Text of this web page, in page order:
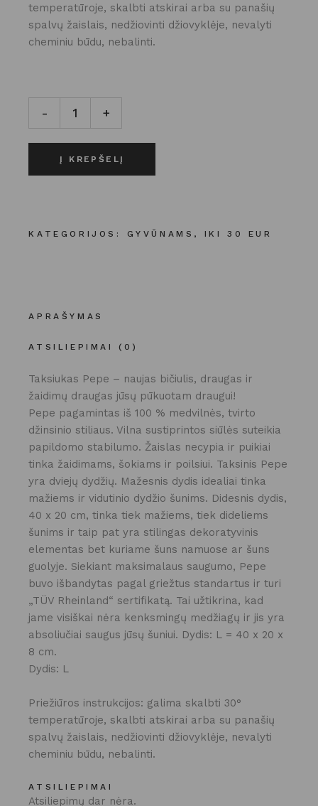
temperatūroje, skalbti atskirai arba su panašių
spalvų žaislais, nedžiovinti džiovyklėje, nevalyti
cheminiu būdu, nebalinti.
ŠUNIUKŲ ŽAISLAS - "TAKSIUKAS PEPE" kiekis
- +
Į KREPŠELĮ
KATEGORIJOS: GYVŪNAMS , IKI 30 EUR
APRAŠYMAS
ATSILIEPIMAI (0)
Taksiukas Pepe – naujas bičiulis, draugas ir
žaidimų draugas jūsų pūkuotam draugui!
Pepe pagamintas iš 100 % medvilnės, tvirto
džinsinio stiliaus. Vilna sustiprintos siūlės suteikia
papildomo stabilumo. Žaislas necypia ir puikiai
tinka žaidimams, šokiams ir poilsiui. Taksinis Pepe
yra dviejų dydžių. Mažesnis dydis idealiai tinka
mažiems ir vidutinio dydžio šunims. Didesnis dydis,
40 x 20 cm, tinka tiek mažiems, tiek dideliems
šunims ir taip pat yra stilingas dekoratyvinis
elementas bet kuriame šuns namuose ar šuns
guolyje. Siekiant maksimalaus saugumo, Pepe
buvo išbandytas pagal griežtus standartus ir turi
„TÜV Rheinland“ sertifikatą. Tai užtikrina, kad
jame visiškai nėra kenksmingų medžiagų ir jis yra
absoliučiai saugus jūsų šuniui. Dydis: L = 40 x 20 x
8 cm.
Dydis: L
Priežiūros instrukcijos: galima skalbti 30°
temperatūroje, skalbti atskirai arba su panašių
spalvų žaislais, nedžiovinti džiovyklėje, nevalyti
cheminiu būdu, nebalinti.
ATSILIEPIMAI
Atsiliepimų dar nėra.